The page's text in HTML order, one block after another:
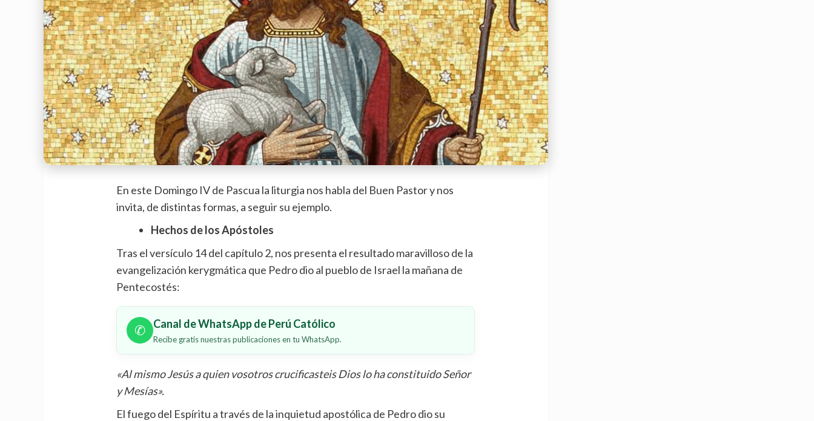
En este Domingo IV de Pascua la liturgia nos habla del Buen Pastor y nos
invita, de distintas formas, a seguir su ejemplo.
Hechos de los Apóstoles
Tras el versículo 14 del capítulo 2, nos presenta el resultado maravilloso de la
evangelización kerygmática que Pedro dio al pueblo de Israel la mañana de
Pentecostés:
✆ Canal de WhatsApp de Perú Católico
Recibe gratis nuestras publicaciones en tu WhatsApp.
«Al mismo Jesús a quien vosotros crucificasteis Dios lo ha constituido Señor
y Mesías».
El fuego del Espíritu a través de la inquietud apostólica de Pedro dio su